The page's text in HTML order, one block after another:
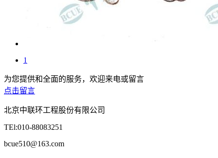
1
为您提供和全面的服务，欢迎来电或留言
点击留言
北京中联环工程股份有限公司
TEl:010-88083251
bcue510@163.com